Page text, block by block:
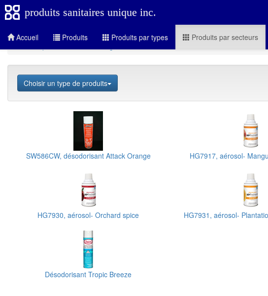
produits sanitaires unique inc.
Accueil Produits Produits par types Produits par secteurs
Choisir un type de produits
SW586CW, désodorisant Attack Orange HG7917, aérosol-
HG7930, aérosol- Orchard spice HG7931, aérosol-
Désodorisant Tropic Breeze